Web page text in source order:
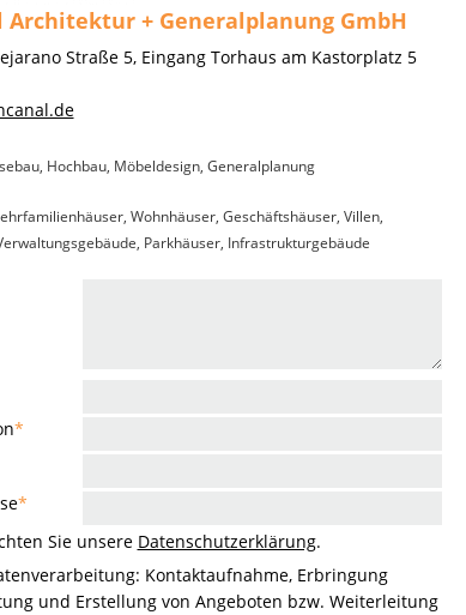
Architektur + Generalplanung GmbH
Straße 5, Eingang Torhaus am Kastorplatz 5
, Hochbau, Möbeldesign, Generalplanung
Wohnhäuser, Geschäftshäuser, Villen,
Parkhäuser, Infrastrukturgebäude
*
*
Sie unsere Datenschutzerklärung.
Kontaktaufnahme, Erbringung
und Erstellung von Angeboten bzw. Weiterleitung